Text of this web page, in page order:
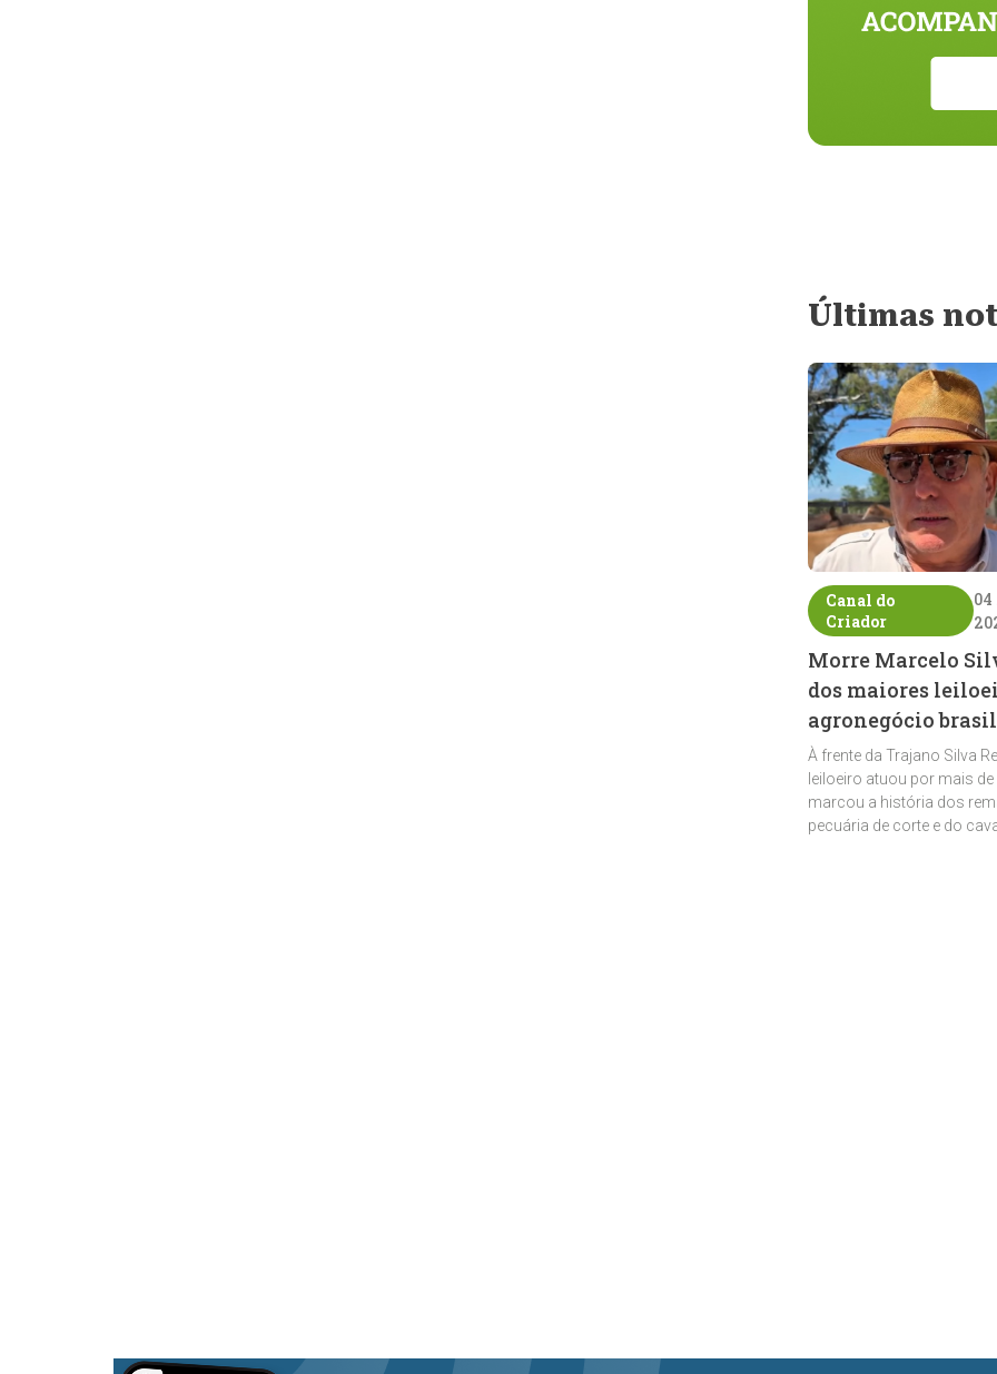
Últimas
Canal do
Criador
04
Morre Marcelo
dos maiores
agronegócio
À frente da Trajano Silva
leiloeiro atuou por mais
marcou a história dos
pecuária de corte e do